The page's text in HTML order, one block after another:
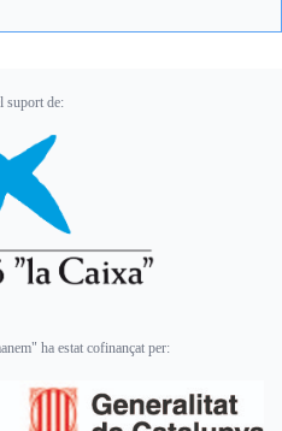
suport de:
ha estat cofinançat per: